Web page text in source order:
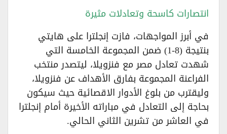
انتصارات كاسحة وتعادلات مثيرة
في أبرز المواجهات، فازت إنجلترا على هايتي
بنتيجة (8-1) ضمن المجموعة الخامسة التي
شهدت تعادل مصر مع فنزويلا، ليتصدر منتخب
الفراعنة المجموعة بفارق الأهداف عن فنزويلا،
وليقترب من بلوغ الأدوار الاقصائية حيث سيكون
بحاجة إلى التعادل في مباراته الأخيرة أمام إنجلترا
في العاشر من تشرين الثاني الحالي.